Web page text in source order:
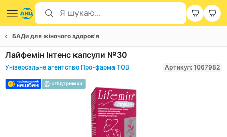
БАДи для жіночого здоров'я
Лайфемін Інтенс капсули №30
Універсальне агентство Про-фарма ТОВ Артикул: 1067982